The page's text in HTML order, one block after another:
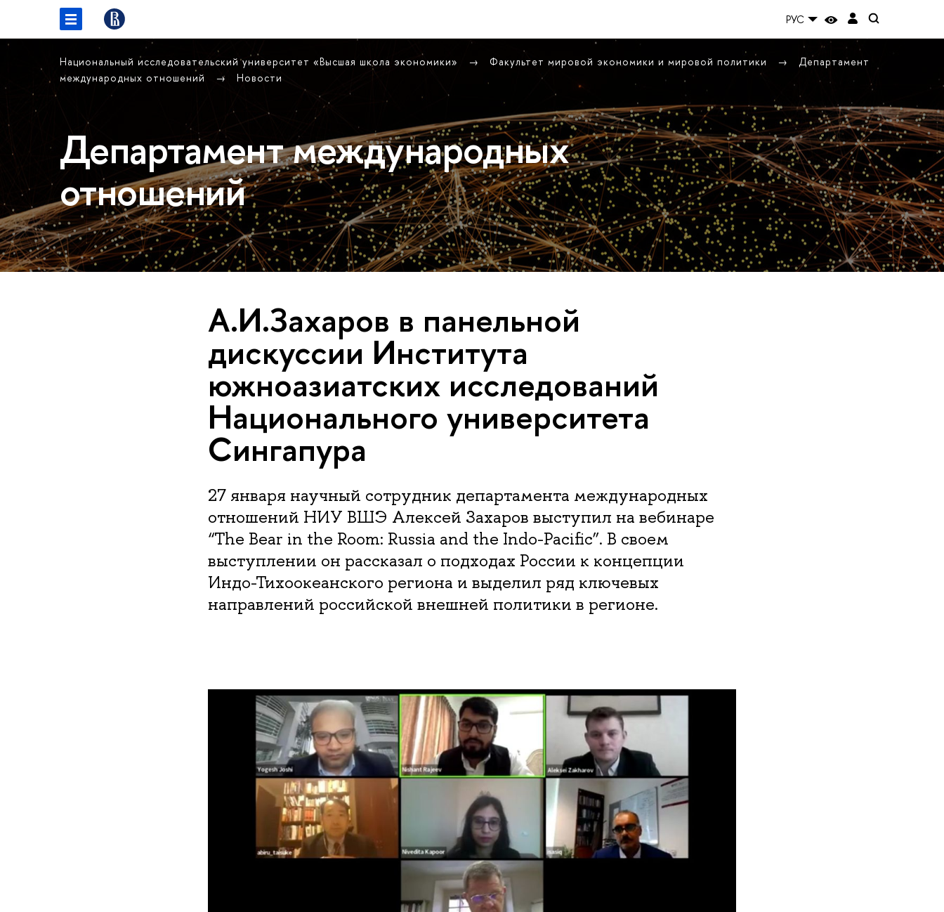
РУС
Национальный исследовательский университет «Высшая школа экономики» Факультет мировой экономики и мировой политики
Департамент
международных отношений
Новости
Департамент международных
отношений
А.И.Захаров в панельной
дискуссии Института
южноазиатских исследований
Национального университета
Сингапура
27 января научный сотрудник департамента международных
отношений НИУ ВШЭ Алексей Захаров выступил на вебинаре
“The Bear in the Room: Russia and the Indo-Pacific”. В своем
выступлении он рассказал о подходах России к концепции
Индо-Тихоокеанского региона и выделил ряд ключевых
направлений российской внешней политики в регионе.